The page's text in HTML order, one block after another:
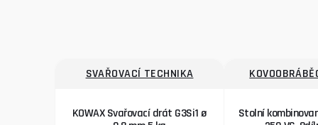
SVAŘOVACÍ TECHNIKA
KOWAX Svařovací drát G3Si1 ø
Stolní